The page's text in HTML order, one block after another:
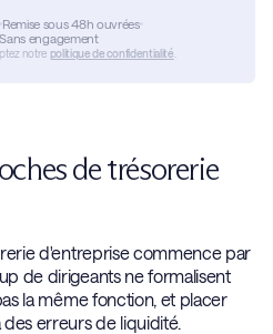
Remise sous 48h ouvrées
Sans engagement
notre politique de confidentialité
de trésorerie
d'entreprise commence par
de dirigeants ne formalisent
la même fonction, et placer
des erreurs de liquidité.